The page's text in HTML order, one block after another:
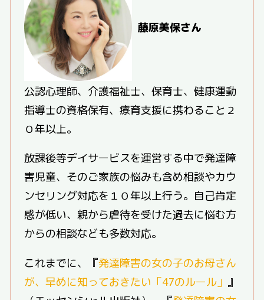
藤原美保さん
公認心理師、介護福祉士、保育士、健康運動
指導士の資格保有、療育支援に携わること２
０年以上。
放課後等デイサービスを運営する中で発達障
害児童、そのご家族の悩みも含め相談やカウ
ンセリング対応を１０年以上行う。自己肯定
感が低い、親から虐待を受けた過去に悩む方
からの相談なども多数対応。
これまでに、『発達障害の女の子のお母さん
が、早めに知っておきたい「47のルール」 』